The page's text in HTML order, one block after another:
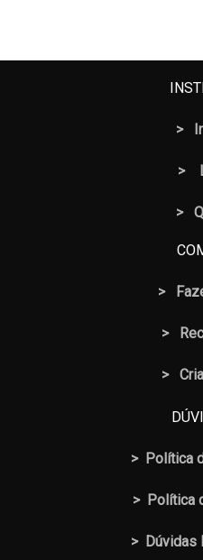
>
>
>
>
>
>
> Política
> Política
> Dúvidas